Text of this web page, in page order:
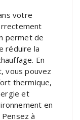
votre
permet de
réduire la
En
vous pouvez
thermique,
et
en
à